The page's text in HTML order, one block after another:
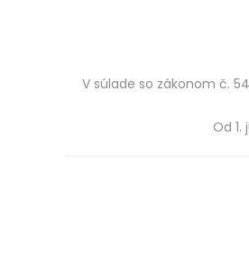
V súlade so zákonom č.
Od